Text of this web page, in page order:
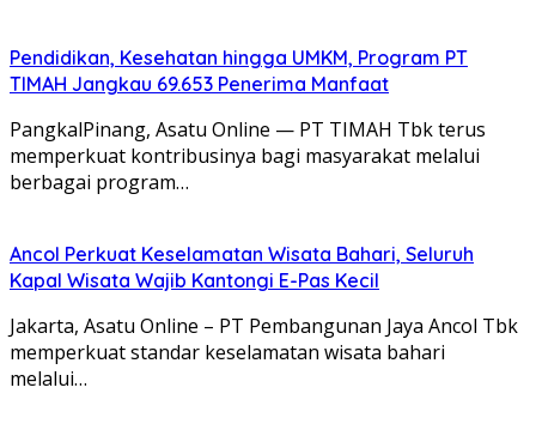
Pendidikan, Kesehatan hingga UMKM, Program PT
TIMAH Jangkau 69.653 Penerima Manfaat
PangkalPinang, Asatu Online — PT TIMAH Tbk terus
memperkuat kontribusinya bagi masyarakat melalui
berbagai program…
Ancol Perkuat Keselamatan Wisata Bahari, Seluruh
Kapal Wisata Wajib Kantongi E-Pas Kecil
Jakarta, Asatu Online – PT Pembangunan Jaya Ancol Tbk
memperkuat standar keselamatan wisata bahari
melalui…